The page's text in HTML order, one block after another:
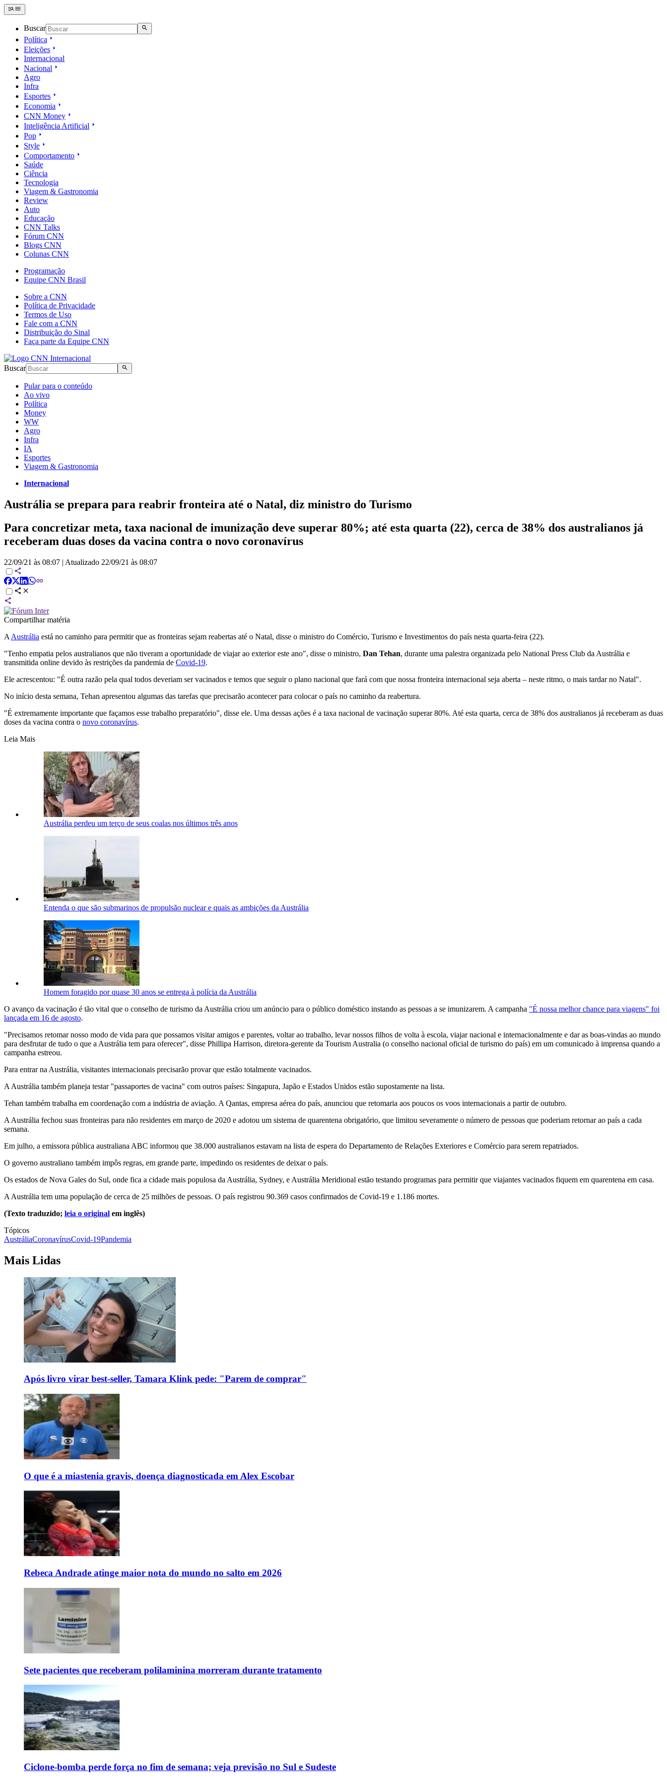
Buscar
Política
Eleições
Internacional
Nacional
Agro
Infra
Esportes
Economia
CNN Money
Inteligência Artificial
Pop
Style
Comportamento
Saúde
Ciência
Tecnologia
Viagem & Gastronomia
Review
Auto
Educação
CNN Talks
Fórum CNN
Blogs CNN
Colunas CNN
Programação
Equipe CNN Brasil
Sobre a CNN
Política de Privacidade
Termos de Uso
Fale com a CNN
Distribuição do Sinal
Faça parte da Equipe CNN
Buscar
Pular para o conteúdo
Ao vivo
Política
Money
WW
Agro
Infra
IA
Esportes
Viagem & Gastronomia
Internacional
Austrália se prepara para reabrir fronteira até o Natal, diz ministro do Turismo
Para concretizar meta, taxa nacional de imunização deve superar 80%; até esta quarta (22), cerca de 38% dos australianos já
receberam duas doses da vacina contra o novo coronavírus
22/09/21 às 08:07 | Atualizado 22/09/21 às 08:07
Compartilhar matéria
A Austrália está no caminho para permitir que as fronteiras sejam reabertas até o Natal, disse o ministro do Comércio, Turismo e Investimentos do país nesta quarta-feira (22).
"Tenho empatia pelos australianos que não tiveram a oportunidade de viajar ao exterior este ano", disse o ministro, Dan Tehan, durante uma palestra organizada pelo National Press Club da Austrália e
transmitida online devido às restrições da pandemia de Covid-19.
Ele acrescentou: "É outra razão pela qual todos deveriam ser vacinados e temos que seguir o plano nacional que fará com que nossa fronteira internacional seja aberta – neste ritmo, o mais tardar no Natal".
No início desta semana, Tehan apresentou algumas das tarefas que precisarão acontecer para colocar o país no caminho da reabertura.
"É extremamente importante que façamos esse trabalho preparatório", disse ele. Uma dessas ações é a taxa nacional de vacinação superar 80%. Até esta quarta, cerca de 38% dos australianos já receberam as duas
doses da vacina contra o novo coronavírus.
Leia Mais
Austrália perdeu um terço de seus coalas nos últimos três anos
Entenda o que são submarinos de propulsão nuclear e quais as ambições da Austrália
Homem foragido por quase 30 anos se entrega à polícia da Austrália
O avanço da vacinação é tão vital que o conselho de turismo da Austrália criou um anúncio para o público doméstico instando as pessoas a se imunizarem. A campanha "É nossa melhor chance para viagens" foi
lançada em 16 de agosto.
"Precisamos retomar nosso modo de vida para que possamos visitar amigos e parentes, voltar ao trabalho, levar nossos filhos de volta à escola, viajar nacional e internacionalmente e dar as boas-vindas ao mundo
para desfrutar de tudo o que a Austrália tem para oferecer", disse Phillipa Harrison, diretora-gerente da Tourism Australia (o conselho nacional oficial de turismo do país) em um comunicado à imprensa quando a
campanha estreou.
Para entrar na Austrália, visitantes internacionais precisarão provar que estão totalmente vacinados.
A Austrália também planeja testar "passaportes de vacina" com outros países: Singapura, Japão e Estados Unidos estão supostamente na lista.
Tehan também trabalha em coordenação com a indústria de aviação. A Qantas, empresa aérea do país, anunciou que retomaria aos poucos os voos internacionais a partir de outubro.
A Austrália fechou suas fronteiras para não residentes em março de 2020 e adotou um sistema de quarentena obrigatório, que limitou severamente o número de pessoas que poderiam retornar ao país a cada
semana.
Em julho, a emissora pública australiana ABC informou que 38.000 australianos estavam na lista de espera do Departamento de Relações Exteriores e Comércio para serem repatriados.
O governo australiano também impôs regras, em grande parte, impedindo os residentes de deixar o país.
Os estados de Nova Gales do Sul, onde fica a cidade mais populosa da Austrália, Sydney, e Austrália Meridional estão testando programas para permitir que viajantes vacinados fiquem em quarentena em casa.
A Austrália tem uma população de cerca de 25 milhões de pessoas. O país registrou 90.369 casos confirmados de Covid-19 e 1.186 mortes.
(Texto traduzido; leia o original em inglês)
Tópicos
AustráliaCoronavírusCovid-19Pandemia
Mais Lidas
Após livro virar best-seller, Tamara Klink pede: "Parem de comprar"
O que é a miastenia gravis, doença diagnosticada em Alex Escobar
Rebeca Andrade atinge maior nota do mundo no salto em 2026
Sete pacientes que receberam polilaminina morreram durante tratamento
Ciclone-bomba perde força no fim de semana; veja previsão no Sul e Sudeste